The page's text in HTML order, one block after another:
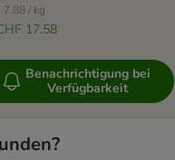
7.88 / kg
17.58
Benachrichtigung bei
Verfügbarkeit